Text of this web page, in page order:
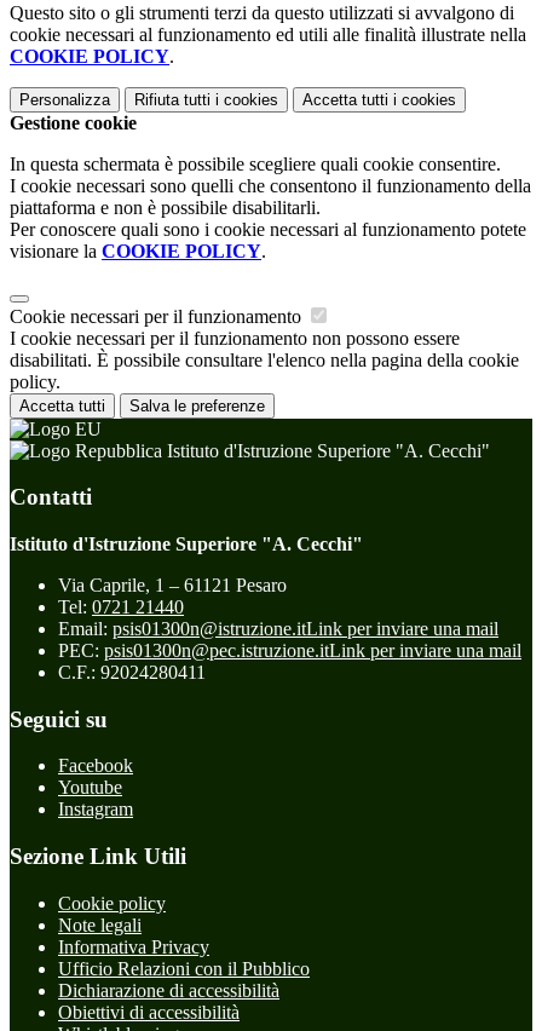
Questo sito o gli strumenti terzi da questo utilizzati si avvalgono di
cookie necessari al funzionamento ed utili alle finalità illustrate nella
COOKIE POLICY.
Personalizza Rifiuta tutti i cookies Accetta tutti i cookies
Gestione cookie
In questa schermata è possibile scegliere quali cookie consentire.
I cookie necessari sono quelli che consentono il funzionamento della
piattaforma e non è possibile disabilitarli.
Per conoscere quali sono i cookie necessari al funzionamento potete
visionare la COOKIE POLICY.
Cookie necessari per il funzionamento
I cookie necessari per il funzionamento non possono essere
disabilitati. È possibile consultare l'elenco nella pagina della cookie
policy.
Accetta tutti Salva le preferenze
Istituto d'Istruzione Superiore "A. Cecchi"
Contatti
Istituto d'Istruzione Superiore "A. Cecchi"
Via Caprile, 1 – 61121 Pesaro
Tel: 0721 21440
Email: psis01300n@istruzione.itLink per inviare una mail
PEC: psis01300n@pec.istruzione.itLink per inviare una mail
C.F.: 92024280411
Seguici su
Facebook
Youtube
Instagram
Sezione Link Utili
Cookie policy
Note legali
Informativa Privacy
Ufficio Relazioni con il Pubblico
Dichiarazione di accessibilità
Obiettivi di accessibilità